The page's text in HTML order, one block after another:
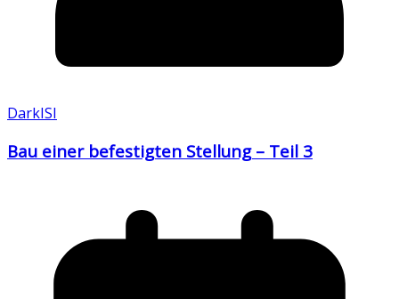
DarkISI
Bau einer befestigten Stellung – Teil 3